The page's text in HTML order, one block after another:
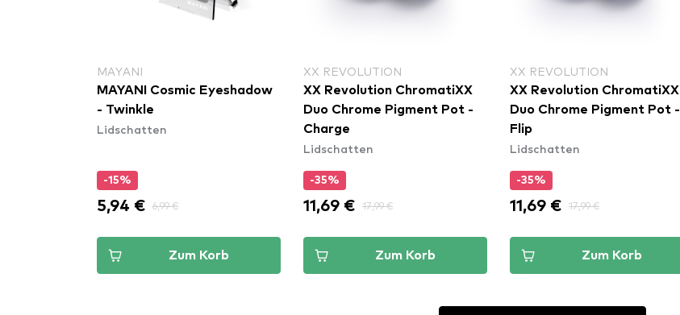
MAYANI
MAYANI Cosmic Eyeshadow
- Twinkle
Lidschatten
-15%
5,94 € 6,99 €
Zum Korb
XX REVOLUTION
XX Revolution ChromatiXX
Duo Chrome Pigment Pot -
Charge
Lidschatten
-35%
11,69 € 17,99 €
Zum Korb
XX REVOLUTION
XX Revolution ChromatiXX
Duo Chrome Pigment Pot -
Flip
Lidschatten
-35%
11,69 € 17,99 €
Zum Korb